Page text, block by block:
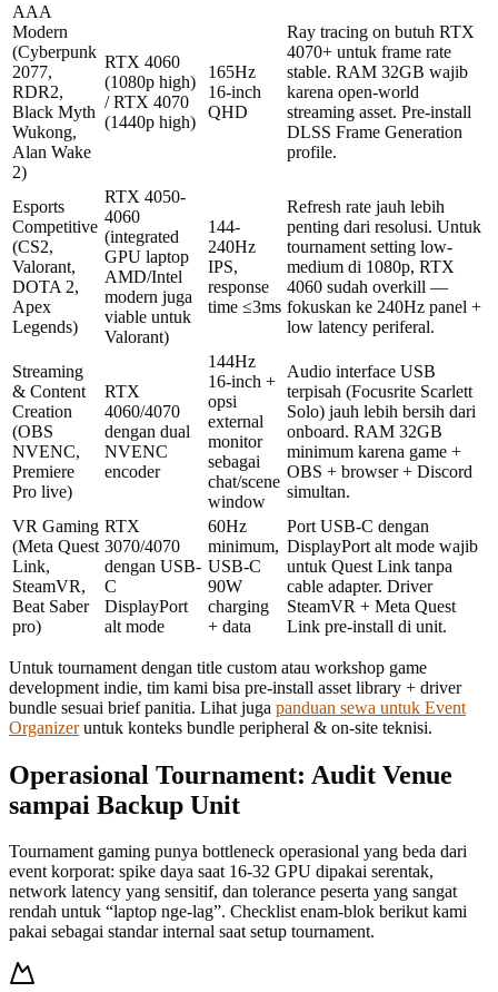
AAA
Modern
(Cyberpunk
2077,
RDR2,
Black Myth
Wukong,
Alan Wake
2)
RTX 4060
(1080p high)
/ RTX 4070
(1440p high)
165Hz
16-inch
QHD
Ray tracing on butuh RTX
4070+ untuk frame rate
stable. RAM 32GB wajib
karena open-world
streaming asset. Pre-install
DLSS Frame Generation
profile.
Esports
Competitive
(CS2,
Valorant,
DOTA 2,
Apex
Legends)
RTX 4050-
4060
(integrated
GPU laptop
AMD/Intel
modern juga
viable untuk
Valorant)
144-
240Hz
IPS,
response
time ≤3ms
Refresh rate jauh lebih
penting dari resolusi. Untuk
tournament setting low-
medium di 1080p, RTX
4060 sudah overkill —
fokuskan ke 240Hz panel +
low latency periferal.
Streaming
& Content
Creation
(OBS
NVENC,
Premiere
Pro live)
RTX
4060/4070
dengan dual
NVENC
encoder
144Hz
16-inch +
opsi
external
monitor
sebagai
chat/scene
window
Audio interface USB
terpisah (Focusrite Scarlett
Solo) jauh lebih bersih dari
onboard. RAM 32GB
minimum karena game +
OBS + browser + Discord
simultan.
VR Gaming
(Meta Quest
Link,
SteamVR,
Beat Saber
pro)
RTX
3070/4070
dengan USB-
C
DisplayPort
alt mode
60Hz
minimum,
USB-C
90W
charging
+ data
Port USB-C dengan
DisplayPort alt mode wajib
untuk Quest Link tanpa
cable adapter. Driver
SteamVR + Meta Quest
Link pre-install di unit.
Untuk tournament dengan title custom atau workshop game
development indie, tim kami bisa pre-install asset library + driver
bundle sesuai brief panitia. Lihat juga panduan sewa untuk Event
Organizer untuk konteks bundle peripheral & on-site teknisi.
Operasional Tournament: Audit Venue
sampai Backup Unit
Tournament gaming punya bottleneck operasional yang beda dari
event korporat: spike daya saat 16-32 GPU dipakai serentak,
network latency yang sensitif, dan tolerance peserta yang sangat
rendah untuk “laptop nge-lag”. Checklist enam-blok berikut kami
pakai sebagai standar internal saat setup tournament.